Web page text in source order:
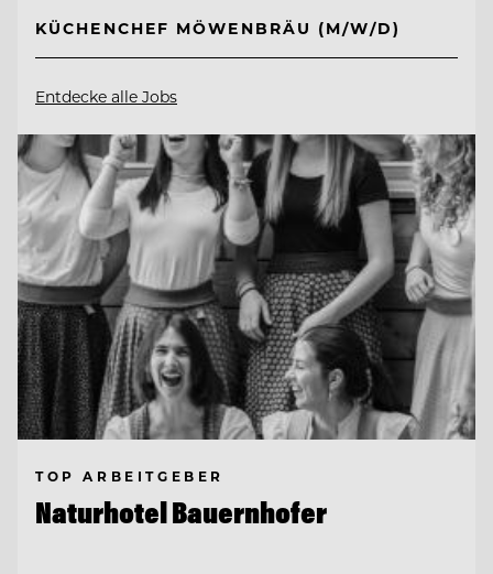
KÜCHENCHEF MÖWENBRÄU (M/W/D)
Entdecke alle Jobs
TOP ARBEITGEBER
Naturhotel Bauernhofer